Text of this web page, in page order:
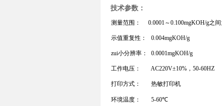
技术参数：
测量范围： 0.0001～0.100mgKOH/g之
示值重复性： 0.004mgKOH/g
zui小分辨率： 0.0001mgKOH/g
工作电压： AC220V±10%，50-60HZ
打印方式： 热敏打印机
环境温度： 5-60℃